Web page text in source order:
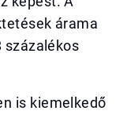
árama
százalékos
is kiemelkedő